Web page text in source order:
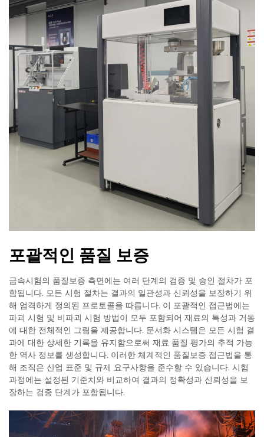
포괄적인 품질 보증
금속시험의 품질보증 측면에는 여러 단계의 검증 및 승인 절차가 포
함됩니다. 모든 시험 절차는 결과의 일관성과 신뢰성을 보장하기 위
해 엄격하게 정의된 프로토콜을 따릅니다. 이 포괄적인 접근법에는
파괴 시험 및 비파괴 시험 방법이 모두 포함되어 재료의 특성과 거동
에 대한 전체적인 그림을 제공합니다. 문서화 시스템은 모든 시험 결
과에 대한 상세한 기록을 유지함으로써 재료 품질 평가의 추적 가능
한 역사 정보를 생성합니다. 이러한 체계적인 품질보증 접근법을 통
해 조직은 산업 표준 및 규제 요구사항을 준수할 수 있습니다. 시험
과정에는 설정된 기준치와 비교하여 결과의 정확성과 신뢰성을 보
장하는 검증 단계가 포함됩니다.